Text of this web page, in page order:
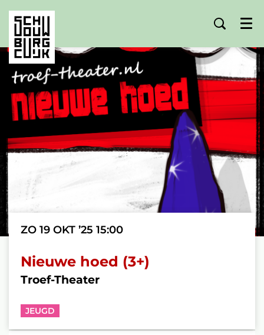
Menu
Nieuwe hoed (3+)
Troef-Theater
ZO 19 OKT ’25 15:00
JEUGD